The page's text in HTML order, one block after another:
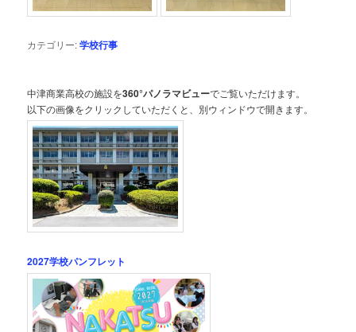
カテゴリー:学校行事
中津商業高校の施設を360°パノラマビューでご覧いただけます。
以下の画像をクリックしていただくと、別ウィンドウで開きます。
2027学校パンフレット